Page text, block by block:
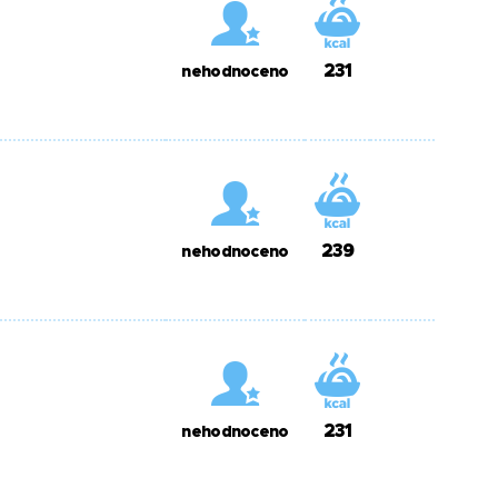
nehodnoceno 231
nehodnoceno 239
nehodnoceno 231